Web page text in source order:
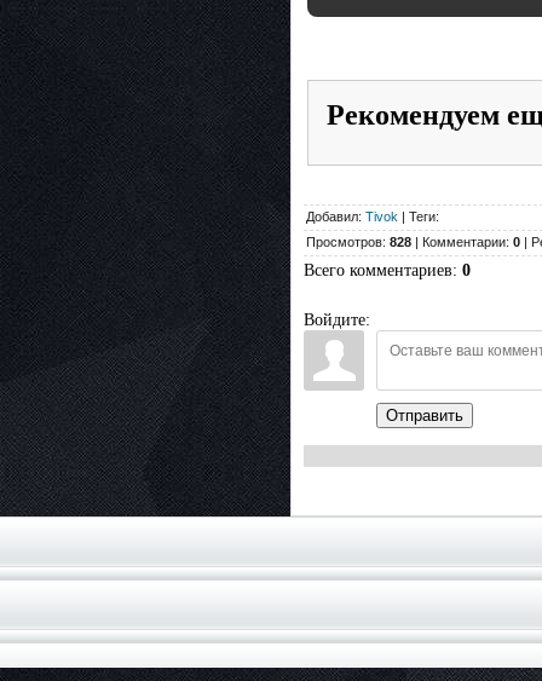
Рекомендуем
Добавил: Tivok | Теги:
Просмотров: 828 | Комментарии: 0 |
Всего комментариев: 0
Войдите:
Отправить